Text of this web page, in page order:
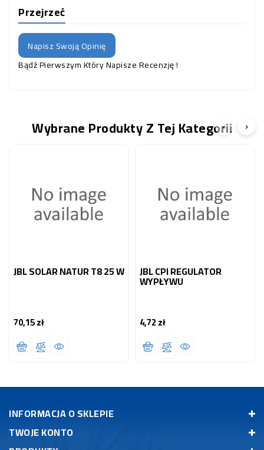
Przejrzeć
Napisz Swoją Opinię
Bądź Pierwszym Który Napisze Recenzję !
Wybrane Produkty Z Tej Kategorii
JBL SOLAR NATUR T8 25 W
70,15 złCena
JBL CPI REGULATOR
WYPŁYWU
4,72 złCena
‹ ›
INFORMACJA O SKLEPIE
TWOJE KONTO